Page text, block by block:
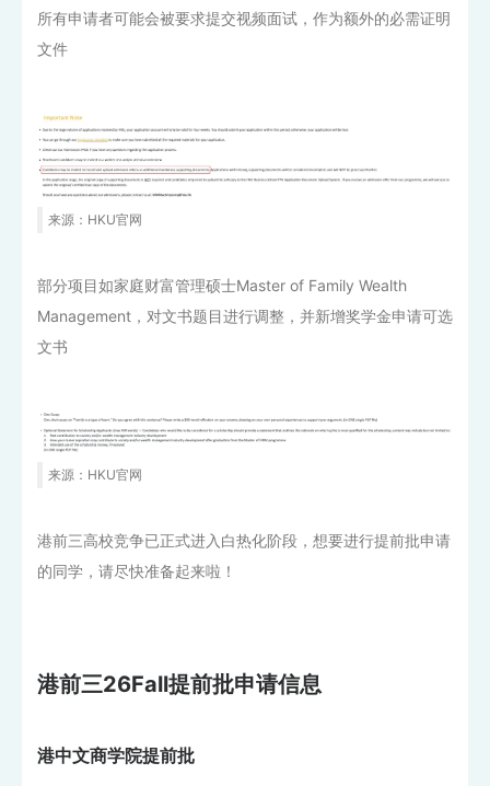
所有申请者可能会被要求提交视频面试，作为额外的必需证明
文件
来源：HKU官网
部分项目如家庭财富管理硕士Master of Family Wealth
Management，对文书题目进行调整，并新增奖学金申请可选
文书
来源：HKU官网
港前三高校竞争已正式进入白热化阶段，想要进行提前批申请
的同学，请尽快准备起来啦！
港前三26Fall提前批申请信息
港中文商学院提前批